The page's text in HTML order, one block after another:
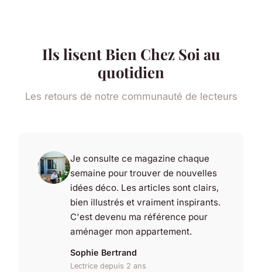
Ils lisent Bien Chez Soi au
quotidien
Les retours de notre communauté de lecteurs
Je consulte ce magazine chaque
semaine pour trouver de nouvelles
idées déco. Les articles sont clairs,
bien illustrés et vraiment inspirants.
C'est devenu ma référence pour
aménager mon appartement.
Sophie Bertrand
Lectrice depuis 2 ans